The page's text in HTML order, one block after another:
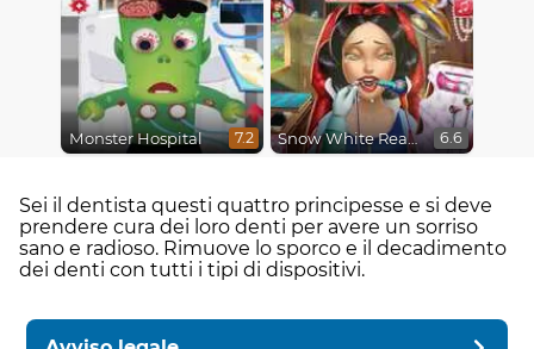
Monster Hospital 7.2 Snow White Real Dentist 6.6
Sei il dentista questi quattro principesse e si deve
prendere cura dei loro denti per avere un sorriso
sano e radioso. Rimuove lo sporco e il decadimento
dei denti con tutti i tipi di dispositivi.